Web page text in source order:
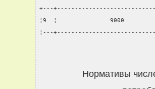
+---
¦9  ¦               9000
¦---
Нормативы